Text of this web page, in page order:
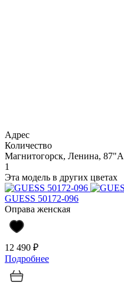
Адрес
Количество
Магнитогорск, Ленина,
1
Эта модель в других цветах
GUESS 50172-096
Оправа женская
12 490 ₽
Подробнее